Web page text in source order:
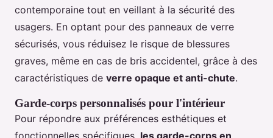
contemporaine tout en veillant à la sécurité des
usagers. En optant pour des panneaux de verre
sécurisés, vous réduisez le risque de blessures
graves, même en cas de bris accidentel, grâce à des
caractéristiques de verre opaque et anti-chute.
Garde-corps personnalisés pour l'intérieur
Pour répondre aux préférences esthétiques et